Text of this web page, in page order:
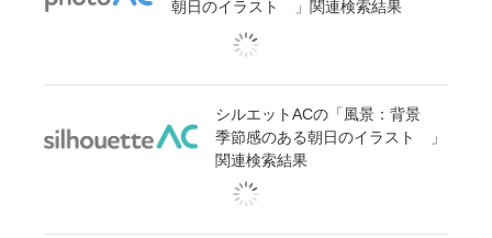
朝日のイラスト 」関連検索結果
シルエットACの「風景：背景
季節感のある朝日のイラスト 」
関連検索結果